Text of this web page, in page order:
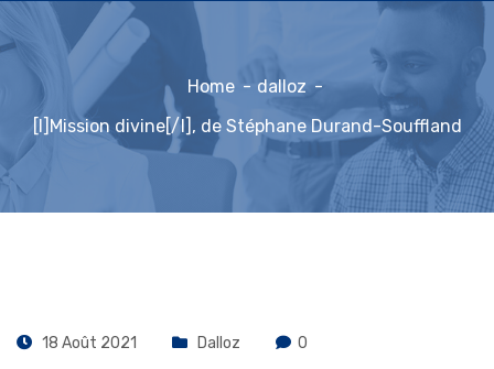
Home
dalloz
[I]Mission divine[/I], de Stéphane Durand-Souffland
18 Août 2021 Dalloz 0